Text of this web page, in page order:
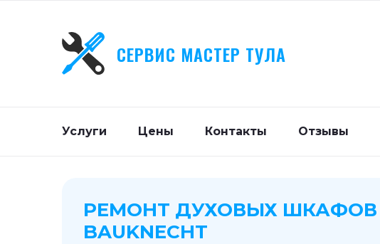
СЕРВИС МАСТЕР ТУЛА
Услуги Цены Контакты Отзывы
РЕМОНТ ДУХОВЫХ ШКАФОВ
BAUKNECHT